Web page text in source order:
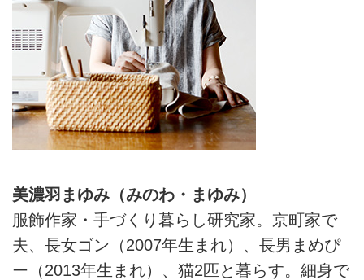
美濃羽まゆみ（みのわ・まゆみ）
服飾作家・手づくり暮らし研究家。京町家で
夫、長女ゴン（2007年生まれ）、長男まめぴ
ー（2013年生まれ）、猫2匹と暮らす。細身で